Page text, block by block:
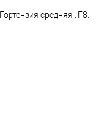
Гортензия средняя . Г8.